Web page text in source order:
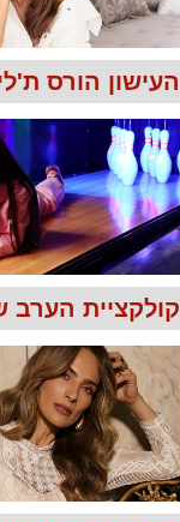
העישון הורס
קולקציית הערב